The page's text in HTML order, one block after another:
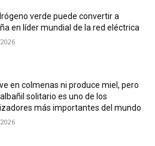
verde puede convertir a
en líder mundial de la red eléctrica
en colmenas ni produce miel, pero
solitario es uno de los
más importantes del mundo